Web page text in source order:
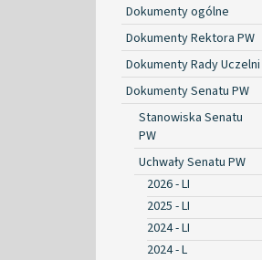
Dokumenty ogólne
Dokumenty Rektora PW
Dokumenty Rady Uczelni
Dokumenty Senatu PW
Stanowiska Senatu
PW
Uchwały Senatu PW
2026 - LI
2025 - LI
2024 - LI
2024 - L